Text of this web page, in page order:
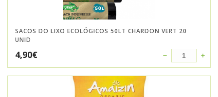
SACOS DO LIXO ECOLÓGICOS 50LT CHARDON VERT 20
UNID
4,90€